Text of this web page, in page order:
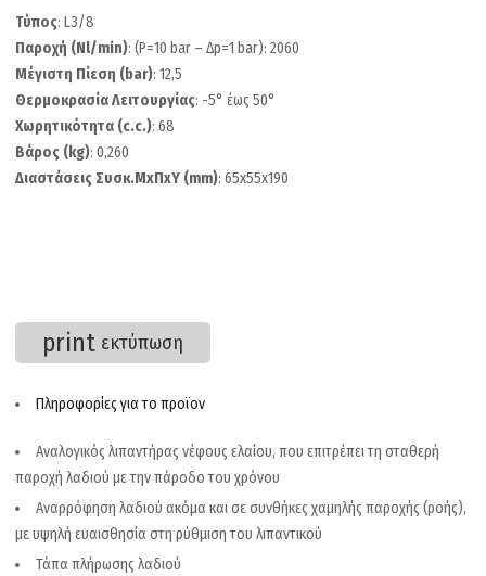
Τύπος: L3/8
Παροχή (Nl/min): (P=10 bar – Δp=1 bar): 2060
Μέγιστη Πίεση (bar): 12,5
Θερμοκρασία Λειτουργίας: -5° έως 50°
Χωρητικότητα (c.c.): 68
Βάρος (kg): 0,260
Διαστάσεις Συσκ.ΜxΠxΥ (mm): 65x55x190
print εκτύπωση
Πληροφορίες για το προϊον
Αναλογικός λιπαντήρας νέφους ελαίου, που επιτρέπει τη σταθερή
παροχή λαδιού με την πάροδο του χρόνου
Αναρρόφηση λαδιού ακόμα και σε συνθήκες χαμηλής παροχής (ροής),
με υψηλή ευαισθησία στη ρύθμιση του λιπαντικού
Τάπα πλήρωσης λαδιού